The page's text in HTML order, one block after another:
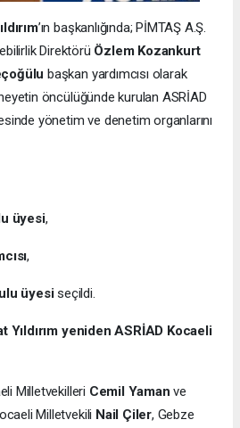
’ın başkanlığında; PİMTAŞ A.Ş.
Direktörü Özlem Kozankurt
başkan yardımcısı olarak
öncülüğünde kurulan ASRİAD
yönetim ve denetim organlarını
üyesi,
,
üyesiseçildi.
Yıldırım yeniden ASRİAD Kocaeli
Milletvekilleri Cemil Yaman ve
Milletvekili Nail Çiler, Gebze